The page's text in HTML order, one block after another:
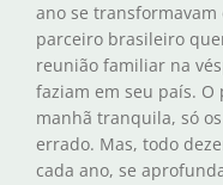
ano se
parceiro brasileiro
reunião familiar na
faziam em seu país.
manhã tranquila, só
errado. Mas, todo
cada ano, se